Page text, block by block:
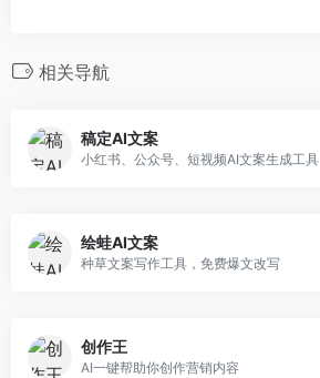
相关导航
稿定AI文案
小红书、公众号、短视频AI文案生成工具
绘蛙AI文案
种草文案写作工具，免费爆文改写
创作王
AI一键帮助你创作营销内容